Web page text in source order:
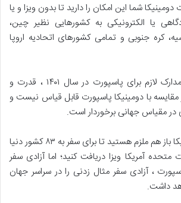
شما این امکان را دارید تا بدون ویزا و یا
یا الکترونیکی به کشورهایی نظیر چین،
کره جنوبی و تمامی کشورهای اتحادیه اروپا
طبق اطلاعات مطلب مدارک لازم برای پاسپورت در سال ۱۴۰۱ ، قدرت و
در مقایسه با دومینیکا پاسپورت قابل قیاس نیست و
در مقیاس جهانی برخوردار است.
با اخذ پاسپورت دومینیکا باز هم ملزم هستید تا برای سفر به ۸۳ کشور دنیا
متحده آمریکا ویزا دریافت کنید؛ اما آزادی سفر
، آزادی سفر مثال زدنی را در سراسر جهان
داشت.